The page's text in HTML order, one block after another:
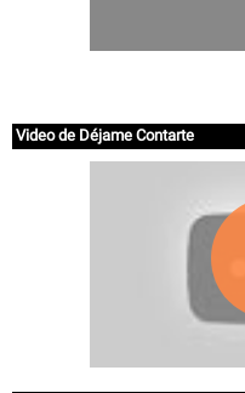
Video de Déjame Contarte